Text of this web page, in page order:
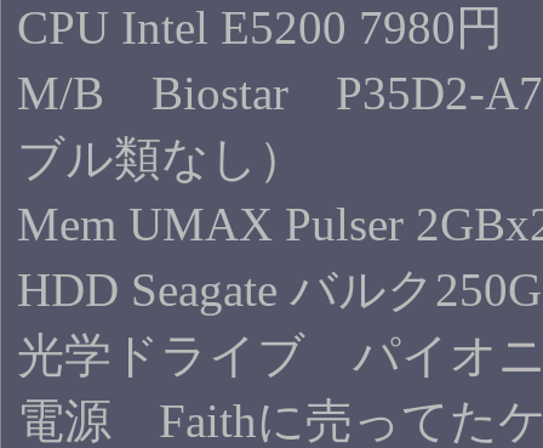
CPU Intel E5200 7980円
M/B Biostar P35D2-
ブル類なし）
Mem UMAX Pulser
HDD Seagate バルク
光学ドライブ パイオ
電源 Faithに売ってた